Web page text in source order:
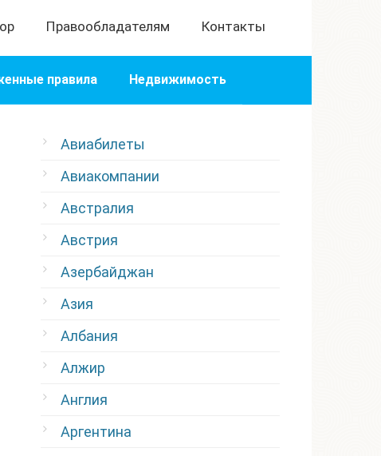
Правообладателям Контакты
правила Недвижимость
Авиабилеты
Авиакомпании
Австралия
Австрия
Азербайджан
Азия
Албания
Алжир
Англия
Аргентина